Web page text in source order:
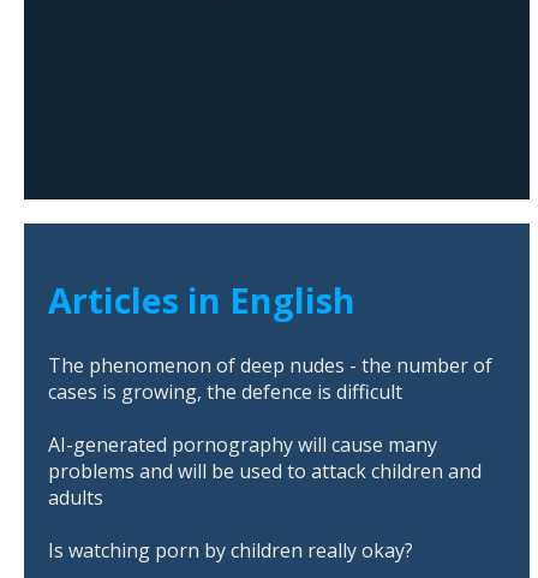
Articles in English
The phenomenon of deep nudes - the number of
cases is growing, the defence is difficult
AI-generated pornography will cause many
problems and will be used to attack children and
adults
Is watching porn by children really okay?